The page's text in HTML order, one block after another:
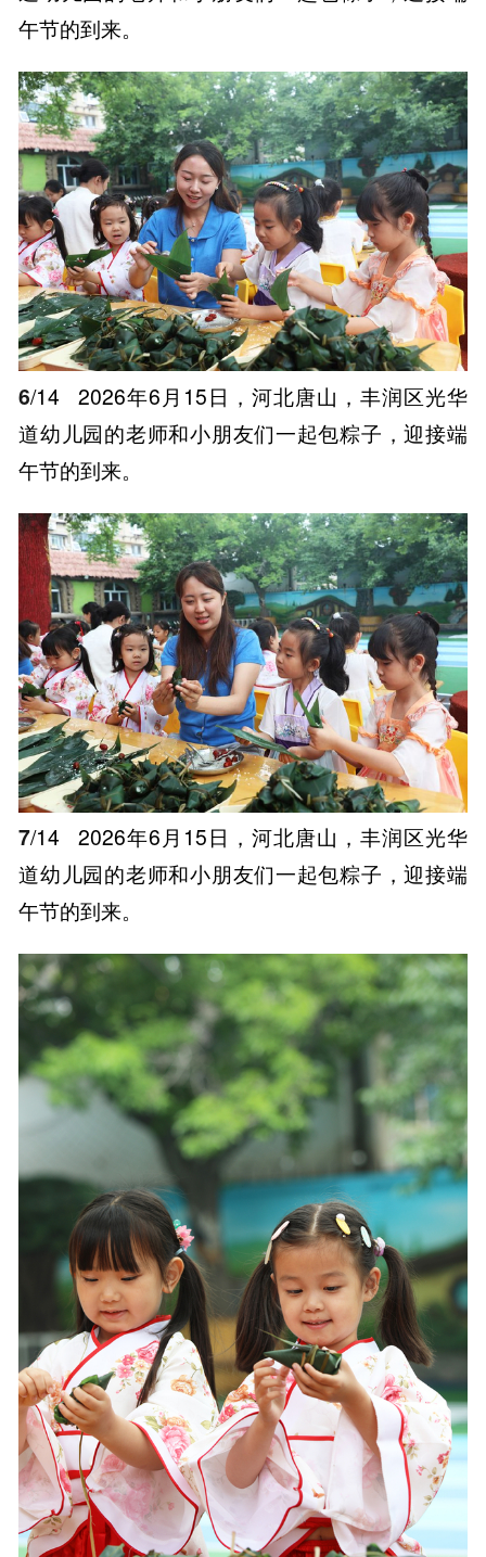
午节的到来。
6/14
2026年6月15日，河北唐山，丰润区光华
道幼儿园的老师和小朋友们一起包粽子，迎接端
午节的到来。
7/14
2026年6月15日，河北唐山，丰润区光华
道幼儿园的老师和小朋友们一起包粽子，迎接端
午节的到来。